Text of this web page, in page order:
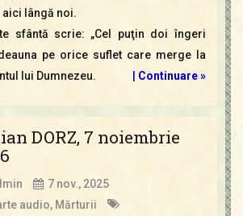
aici lângă noi.
sfântă scrie: „Cel puţin doi îngeri
pe orice suflet care merge la
lui Dumnezeu.
Continuare »
DORZ, 7 noiembrie
7 nov., 2025
audio, Mărturii